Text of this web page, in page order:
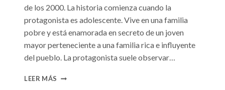
de los 2000. La historia comienza cuando la
protagonista es adolescente. Vive en una familia
pobre y está enamorada en secreto de un joven
mayor perteneciente a una familia rica e influyente
del pueblo. La protagonista suele observar…
LEER MÁS CONSULTA